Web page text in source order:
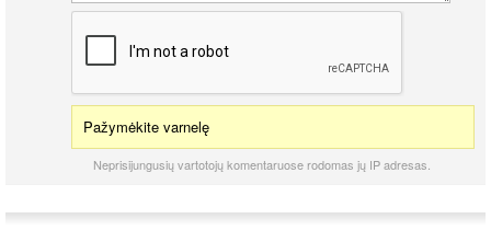
Pažymėkite varnelę
Neprisijungusių vartotojų komentaruose rodomas jų IP adresas.